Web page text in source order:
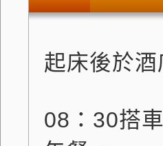
起床後於
08：30搭